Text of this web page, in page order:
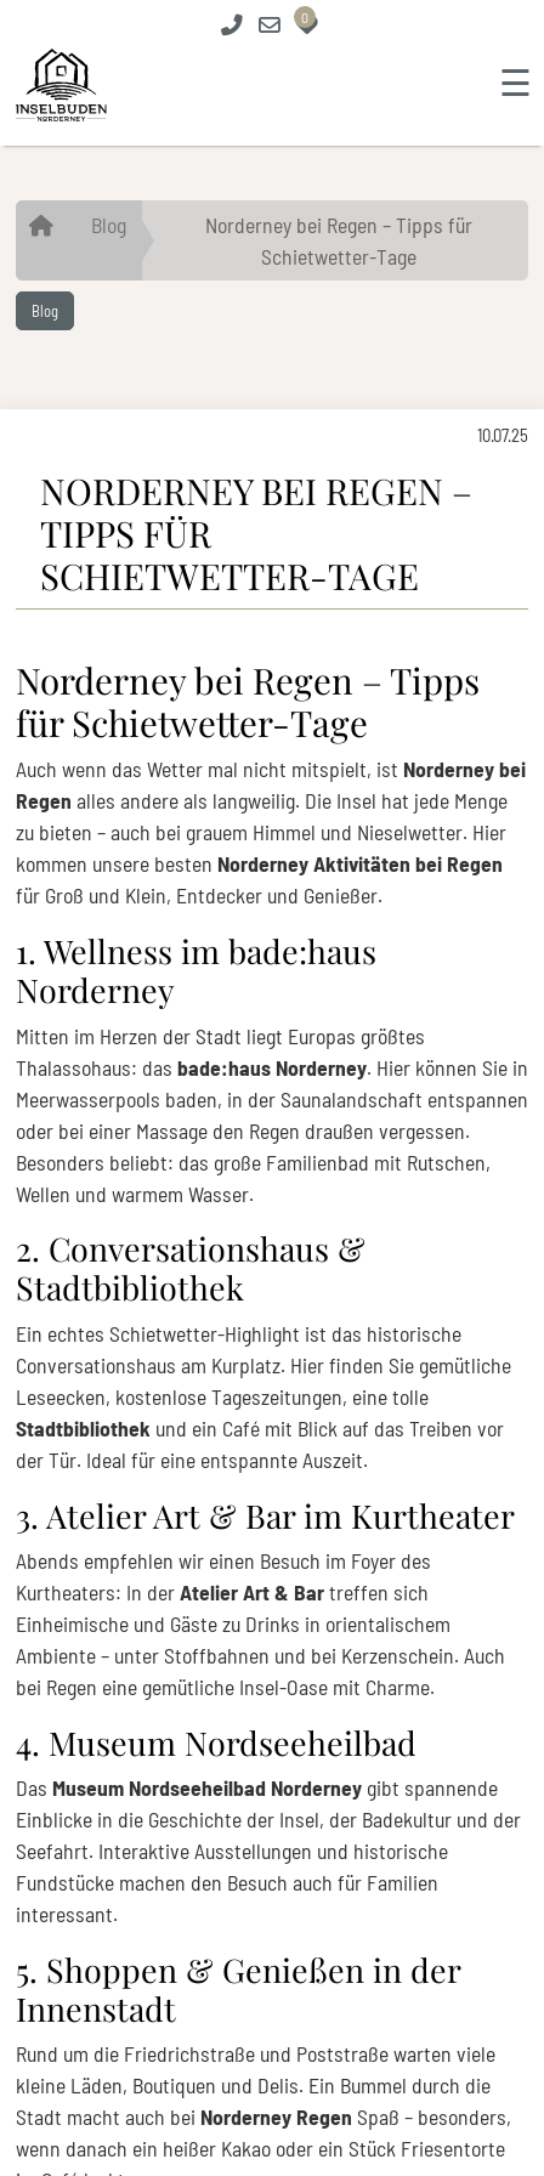
0
☰
Blog
Norderney bei Regen – Tipps für
Schietwetter-Tage
Blog
10.07.25
NORDERNEY BEI REGEN –
TIPPS FÜR
SCHIETWETTER-TAGE
Norderney bei Regen – Tipps
für Schietwetter-Tage
Auch wenn das Wetter mal nicht mitspielt, ist Norderney bei
Regen alles andere als langweilig. Die Insel hat jede Menge
zu bieten – auch bei grauem Himmel und Nieselwetter. Hier
kommen unsere besten Norderney Aktivitäten bei Regen
für Groß und Klein, Entdecker und Genießer.
1. Wellness im bade:haus
Norderney
Mitten im Herzen der Stadt liegt Europas größtes
Thalassohaus: das bade:haus Norderney. Hier können Sie in
Meerwasserpools baden, in der Saunalandschaft entspannen
oder bei einer Massage den Regen draußen vergessen.
Besonders beliebt: das große Familienbad mit Rutschen,
Wellen und warmem Wasser.
2. Conversationshaus &
Stadtbibliothek
Ein echtes Schietwetter-Highlight ist das historische
Conversationshaus am Kurplatz. Hier finden Sie gemütliche
Leseecken, kostenlose Tageszeitungen, eine tolle
Stadtbibliothek und ein Café mit Blick auf das Treiben vor
der Tür. Ideal für eine entspannte Auszeit.
3. Atelier Art & Bar im Kurtheater
Abends empfehlen wir einen Besuch im Foyer des
Kurtheaters: In derAtelier Art & Bartreffen sich
Einheimische und Gäste zu Drinks in orientalischem
Ambiente – unter Stoffbahnen und bei Kerzenschein. Auch
bei Regen eine gemütliche Insel-Oase mit Charme.
4. Museum Nordseeheilbad
Das Museum Nordseeheilbad Norderneygibt spannende
Einblicke in die Geschichte der Insel, der Badekultur und der
Seefahrt. Interaktive Ausstellungen und historische
Fundstücke machen den Besuch auch für Familien
interessant.
5. Shoppen & Genießen in der
Innenstadt
Rund um die Friedrichstraße und Poststraße warten viele
kleine Läden, Boutiquen und Delis. Ein Bummel durch die
Stadt macht auch bei Norderney Regen Spaß – besonders,
wenn danach ein heißer Kakao oder ein Stück Friesentorte